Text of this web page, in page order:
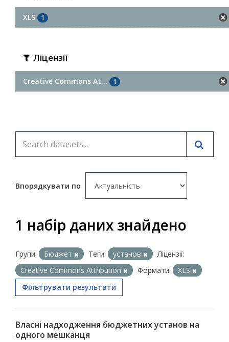
XLS 1
Ліцензії
Creative Commons At... 1
Впорядкувати по
1 набір даних знайдено
Групи: Бюджет Теги: установ
Ліцензії:
Creative Commons Attribution
Формати:
XLS
Фільтрувати результати
Власні надходження бюджетних установ на
одного мешканця